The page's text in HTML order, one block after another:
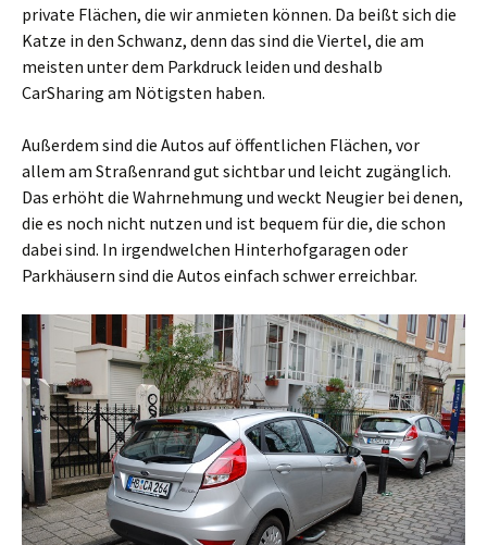
private Flächen, die wir anmieten können. Da beißt sich die
Katze in den Schwanz, denn das sind die Viertel, die am
meisten unter dem Parkdruck leiden und deshalb
CarSharing am Nötigsten haben.
Außerdem sind die Autos auf öffentlichen Flächen, vor
allem am Straßenrand gut sichtbar und leicht zugänglich.
Das erhöht die Wahrnehmung und weckt Neugier bei denen,
die es noch nicht nutzen und ist bequem für die, die schon
dabei sind. In irgendwelchen Hinterhofgaragen oder
Parkhäusern sind die Autos einfach schwer erreichbar.